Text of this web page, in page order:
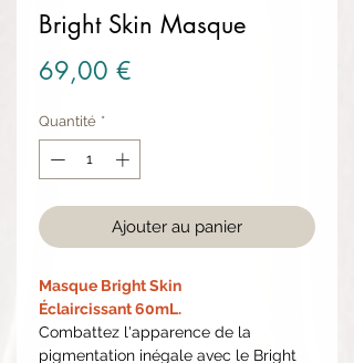
Bright Skin Masque
69,00 €
Quantité *
Ajouter au panier
Masque Bright Skin
Éclaircissant 60mL.
Combattez l'apparence de la
pigmentation inégale avec le Bright